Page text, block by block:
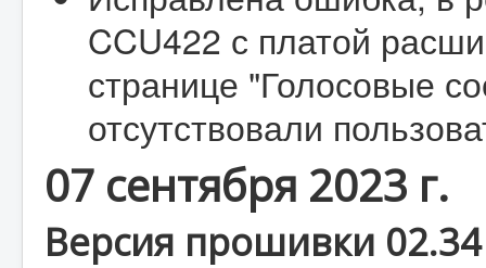
CCU422 с платой
странице "Голосовые
отсутствовали
07 сентября 2023 г.
Версия прошивки